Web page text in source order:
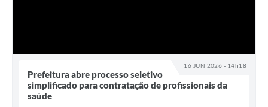
16 JUN 2026 - 14h18
Prefeitura abre processo seletivo
simplificado para contratação de profissionais da
saúde